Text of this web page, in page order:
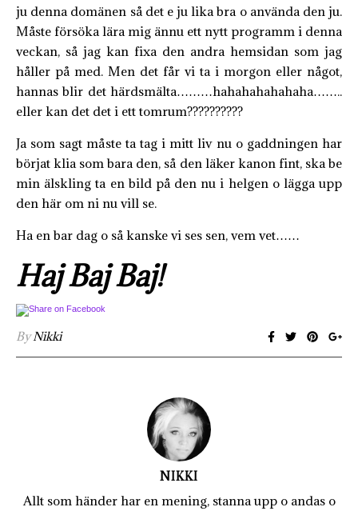
ju denna domänen så det e ju lika bra o använda den ju.
Måste försöka lära mig ännu ett nytt programm i denna
veckan, så jag kan fixa den andra hemsidan som jag
håller på med. Men det får vi ta i morgon eller något,
hannas blir det härdsmälta………hahahahahahaha……..
eller kan det det i ett tomrum??????????
Ja som sagt måste ta tag i mitt liv nu o gaddningen har
börjat klia som bara den, så den läker kanon fint, ska be
min älskling ta en bild på den nu i helgen o lägga upp
den här om ni nu vill se.
Ha en bar dag o så kanske vi ses sen, vem vet……
Haj Baj Baj!
ByNikki
NIKKI
Allt som händer har en mening, stanna upp o andas o